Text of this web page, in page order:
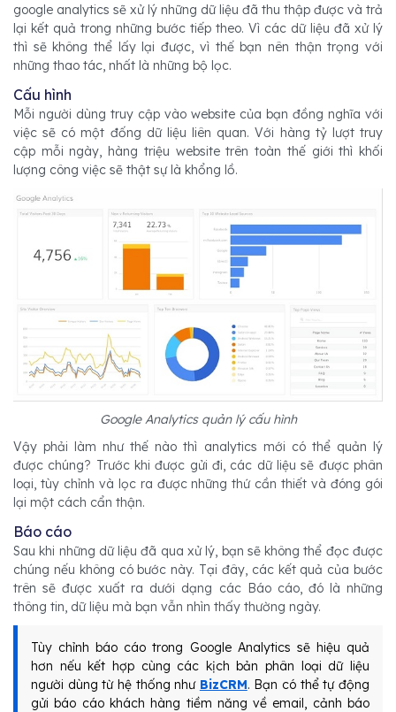
google analytics sẽ xử lý những dữ liệu đã thu thập được và trả
lại kết quả trong những bước tiếp theo. Vì các dữ liệu đã xử lý
thì sẽ không thể lấy lại được, vì thế bạn nên thận trọng với
những thao tác, nhất là những bộ lọc.
Cấu hình
Mỗi người dùng truy cập vào website của bạn đồng nghĩa với
việc sẽ có một đống dữ liệu liên quan. Với hàng tỷ lượt truy
cập mỗi ngày, hàng triệu website trên toàn thế giới thì khối
lượng công việc sẽ thật sự là khổng lồ.
Google Analytics quản lý cấu hình
Vậy phải làm như thế nào thì analytics mới có thể quản lý
được chúng? Trước khi được gửi đi, các dữ liệu sẽ được phân
loại, tùy chỉnh và lọc ra được những thứ cần thiết và đóng gói
lại một cách cẩn thận.
Báo cáo
Sau khi những dữ liệu đã qua xử lý, bạn sẽ không thể đọc được
chúng nếu không có bước này. Tại đây, các kết quả của bước
trên sẽ được xuất ra dưới dạng các Báo cáo, đó là những
thông tin, dữ liệu mà bạn vẫn nhìn thấy thường ngày.
Tùy chỉnh báo cáo trong Google Analytics sẽ hiệu quả
hơn nếu kết hợp cùng các kịch bản phân loại dữ liệu
người dùng từ hệ thống như BizCRM. Bạn có thể tự động
gửi báo cáo khách hàng tiềm năng về email, cảnh báo